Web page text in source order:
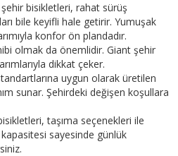
bisikletleri, rahat sürüş
bile keyifli hale getirir. Yumuşak
konfor ön plandadır.
olmak da önemlidir. Giant şehir
dikkat çeker.
uygun olarak üretilen
sunar. Şehirdeki değişen koşullara
taşıma seçenekleri ile
sayesinde günlük